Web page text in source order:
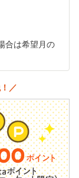
合は希望月の
／